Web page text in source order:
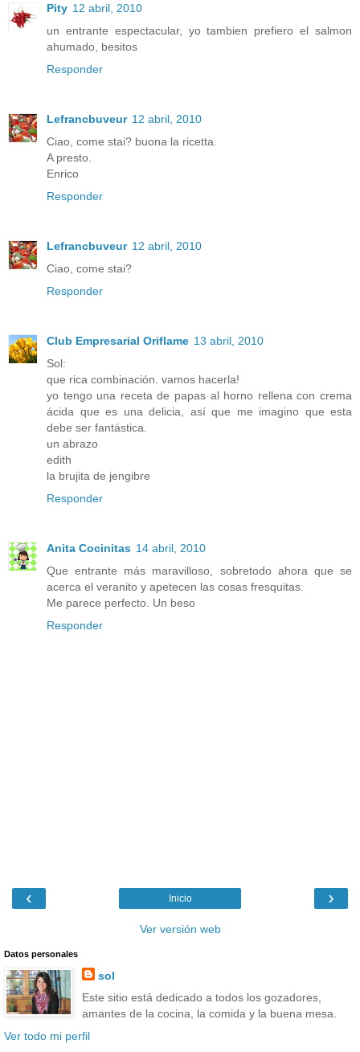
Pity 12 abril, 2010
un entrante espectacular, yo tambien prefiero el salmon
ahumado, besitos
Responder
Lefrancbuveur 12 abril, 2010
Ciao, come stai? buona la ricetta.
A presto.
Enrico
Responder
Lefrancbuveur 12 abril, 2010
Ciao, come stai?
Responder
Club Empresarial Oriflame 13 abril, 2010
Sol:
que rica combinación. vamos hacerla!
yo tengo una receta de papas al horno rellena con crema
ácida que es una delicia, así que me imagino que esta
debe ser fantástica.
un abrazo
edith
la brujita de jengibre
Responder
Anita Cocinitas 14 abril, 2010
Que entrante más maravilloso, sobretodo ahora que se
acerca el veranito y apetecen las cosas fresquitas.
Me parece perfecto. Un beso
Responder
‹ ›
Inicio
Ver versión web
Datos personales
sol
Este sitio está dedicado a todos los gozadores,
amantes de la cocina, la comida y la buena mesa.
Ver todo mi perfil